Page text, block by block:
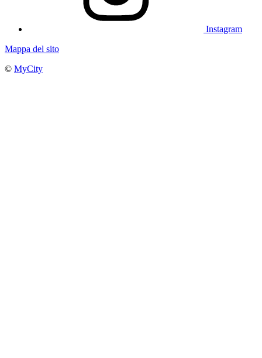
Instagram
Mappa del sito
© MyCity